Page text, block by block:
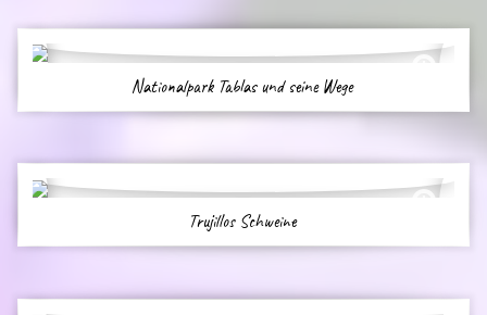
Nationalpark Tablas und seine Wege
Trujillos Schweine